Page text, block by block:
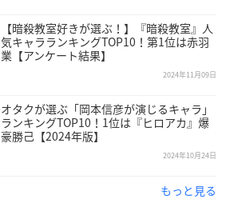
【暗殺教室好きが選ぶ！】『暗殺教室』人
気キャラランキングTOP10！第1位は赤羽
業【アンケート結果】
2024年11月09日
オタクが選ぶ「岡本信彦が演じるキャラ」
ランキングTOP10！1位は『ヒロアカ』爆
豪勝己【2024年版】
2024年10月24日
もっと見る